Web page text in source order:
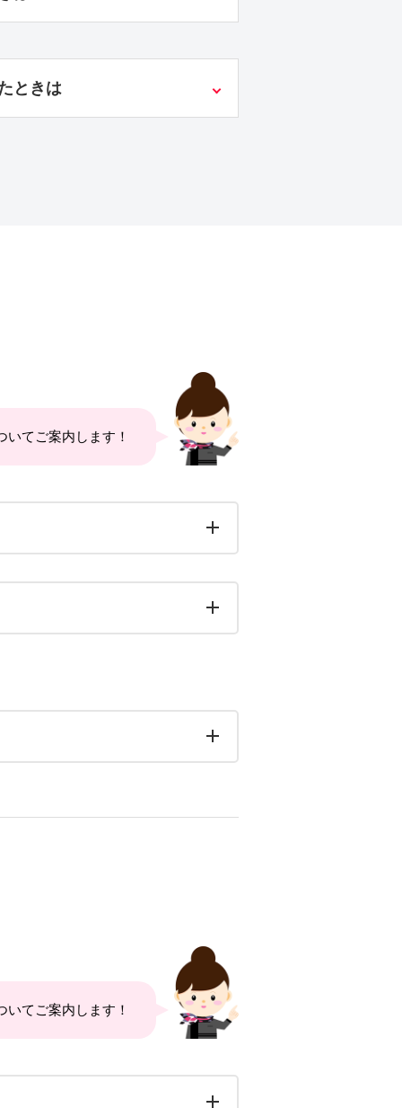
ときは
てご案内します！
てご案内します！